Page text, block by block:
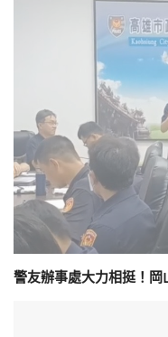
警友辦事處大力相挺！